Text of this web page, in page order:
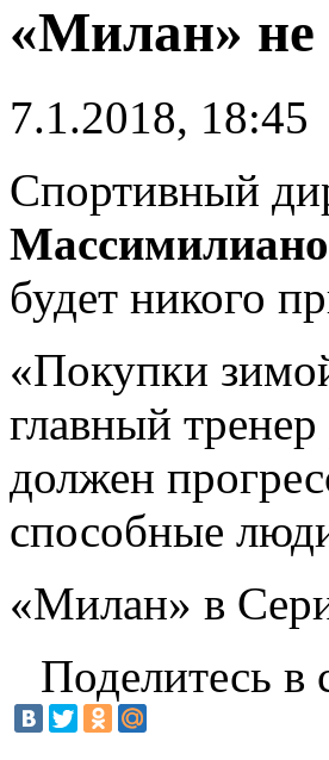
«Милан» не
7.1.2018, 18:45
Спортивный
будет никого
«Покупки
главный
должен
способные
«Милан» в
Поделитесь в